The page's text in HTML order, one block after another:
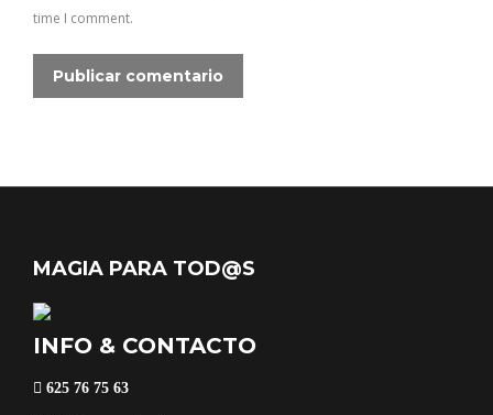
time I comment.
Publicar comentario
MAGIA PARA TOD@S
INFO & CONTACTO
625 76 75 63